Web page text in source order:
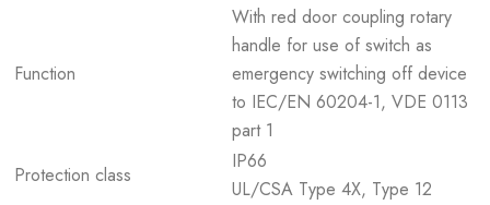
Function
With red door coupling rotary
handle for use of switch as
emergency switching off device
to IEC/EN 60204-1, VDE 0113
part 1
Protection class
IP66
UL/CSA Type 4X, Type 12